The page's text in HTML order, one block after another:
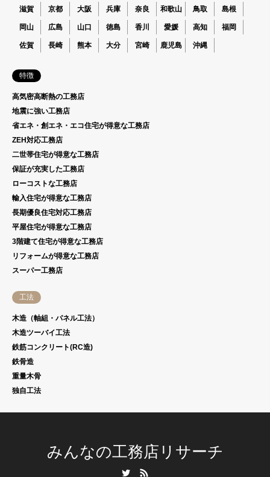
滋賀 京都 大阪 兵庫 奈良 和歌山 鳥取 島根
岡山 広島 山口 徳島 香川 愛媛 高知 福岡
佐賀 長崎 熊本 大分 宮崎 鹿児島 沖縄
特徴
高気密高断熱の工務店
地震に強い工務店
省エネ・創エネ・エコ住宅が得意な工務店
ZEH対応工務店
二世帯住宅が得意な工務店
保証が充実した工務店
ローコストな工務店
輸入住宅が得意な工務店
長期優良住宅対応工務店
平屋住宅が得意な工務店
3階建て住宅が得意な工務店
リフォームが得意な工務店
スーパー工務店
工法
木造（軸組・パネル工法）
木造ツーバイ工法
鉄筋コンクリート(RC造)
鉄骨造
重量木骨
独自工法
みんなの工務店リサーチ